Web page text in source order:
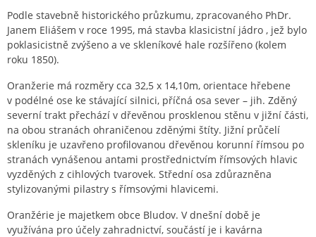
Podle stavebně historického průzkumu, zpracovaného PhDr.
Janem Eliášem v roce 1995, má stavba klasicistní jádro , jež bylo
poklasicistně zvýšeno a ve skleníkové hale rozšířeno (kolem
roku 1850).
Oranžerie má rozměry cca 32,5 x 14,10m, orientace hřebene
v podélné ose ke stávající silnici, příčná osa sever – jih. Zděný
severní trakt přechází v dřevěnou prosklenou stěnu v jižní části,
na obou stranách ohraničenou zděnými štíty. Jižní průčelí
skleníku je uzavřeno profilovanou dřevěnou korunní římsou po
stranách vynášenou antami prostřednictvím římsových hlavic
vyzděných z cihlových tvarovek. Střední osa zdůrazněna
stylizovanými pilastry s římsovými hlavicemi.
Oranžérie je majetkem obce Bludov. V dnešní době je
využívána pro účely zahradnictví, součástí je i kavárna